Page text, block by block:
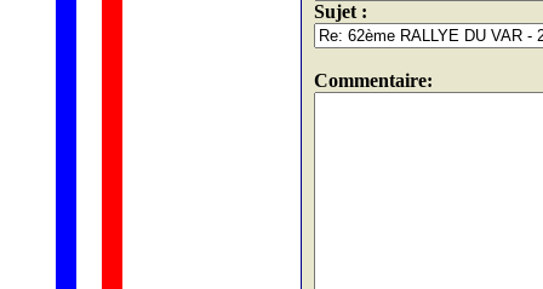
Sujet :
Commentaire: